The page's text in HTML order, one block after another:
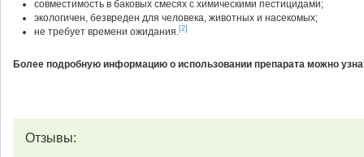
совместимость в баковых смесях с химическими пестицидами;
экологичен, безвреден для человека, животных и насекомых;
не требует времени ожидания.[2]
Более подробную информацию о использовании препарата можно
Отзывы: